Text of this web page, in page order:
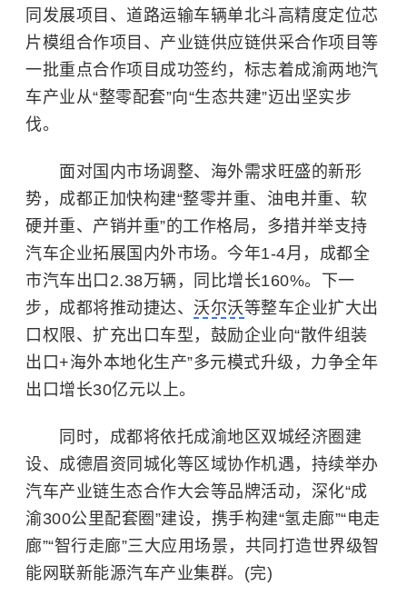
同发展项目、道路运输车辆单北斗高精度定位芯
片模组合作项目、产业链供应链供采合作项目等
一批重点合作项目成功签约，标志着成渝两地汽
车产业从“整零配套”向“生态共建”迈出坚实步
伐。
面对国内市场调整、海外需求旺盛的新形
势，成都正加快构建“整零并重、油电并重、软
硬并重、产销并重”的工作格局，多措并举支持
汽车企业拓展国内外市场。今年1-4月，成都全
市汽车出口2.38万辆，同比增长160%。下一
步，成都将推动捷达、 沃尔沃等整车企业扩大出
口权限、扩充出口车型，鼓励企业向“散件组装
出口+海外本地化生产”多元模式升级，力争全年
出口增长30亿元以上。
同时，成都将依托成渝地区双城经济圈建
设、成德眉资同城化等区域协作机遇，持续举办
汽车产业链生态合作大会等品牌活动，深化“成
渝300公里配套圈”建设，携手构建“氢走廊”“电走
廊”“智行走廊”三大应用场景，共同打造世界级智
能网联新能源汽车产业集群。(完)